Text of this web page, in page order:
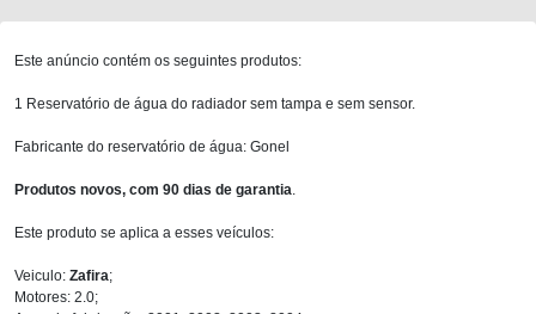
Este anúncio contém os seguintes produtos:
1 Reservatório de água do radiador sem tampa e sem sensor.
Fabricante do reservatório de água: Gonel
Produtos novos, com 90 dias de garantia
Este produto se aplica a esses veículos:
Veiculo: Zafira;
Motores: 2.0;